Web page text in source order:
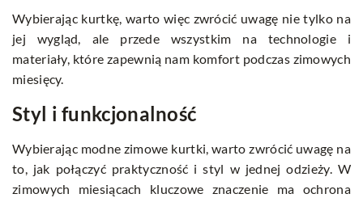
Wybierając kurtkę, warto więc zwrócić uwagę nie tylko na
jej wygląd, ale przede wszystkim na technologie i
materiały, które zapewnią nam komfort podczas zimowych
miesięcy.
Styl i funkcjonalność
Wybierając modne zimowe kurtki, warto zwrócić uwagę na
to, jak połączyć praktyczność i styl w jednej odzieży. W
zimowych miesiącach kluczowe znaczenie ma ochrona